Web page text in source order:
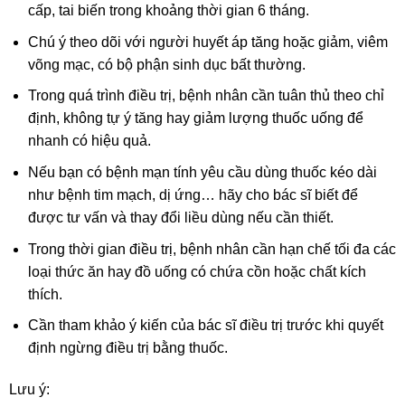
cấp, tai biến trong khoảng thời gian 6 tháng.
Chú ý theo dõi với người huyết áp tăng hoặc giảm, viêm
võng mạc, có bộ phận sinh dục bất thường.
Trong quá trình điều trị, bệnh nhân cần tuân thủ theo chỉ
định, không tự ý tăng hay giảm lượng thuốc uống để
nhanh có hiệu quả.
Nếu bạn có bệnh mạn tính yêu cầu dùng thuốc kéo dài
như bệnh tim mạch, dị ứng… hãy cho bác sĩ biết để
được tư vấn và thay đổi liều dùng nếu cần thiết.
Trong thời gian điều trị, bệnh nhân cần hạn chế tối đa các
loại thức ăn hay đồ uống có chứa cồn hoặc chất kích
thích.
Cần tham khảo ý kiến của bác sĩ điều trị trước khi quyết
định ngừng điều trị bằng thuốc.
Lưu ý: